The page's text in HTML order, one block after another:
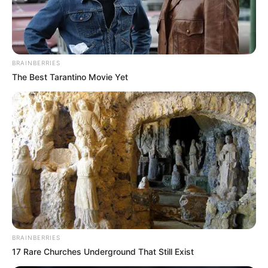
A través de redes sociales, Pardau divulgó un video en el
queCepeda está contando que no tiene internet y
cuando le preguntan el porqué, comienza a titubear con
su respuesta.
BRAINBERRIES
The Best Tarantino Movie Yet
BRAINBERRIES
17 Rare Churches Underground That Still Exist